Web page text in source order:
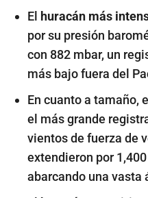
El huracán más
por su presión
con 882 mbar, un
más bajo fuera del
En cuanto a tamaño,
el más grande
vientos de fuerza de
extendieron por
abarcando una vasta